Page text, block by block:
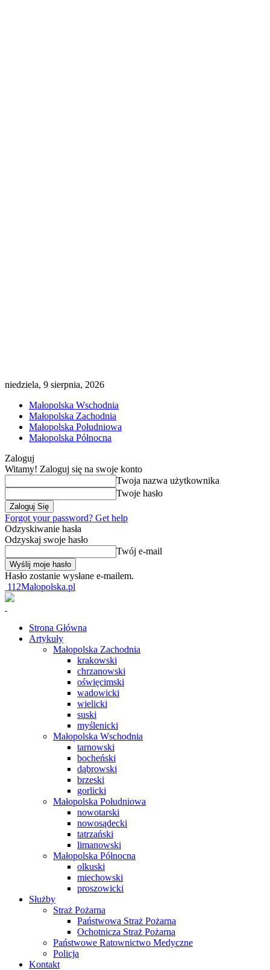
niedziela, 9 sierpnia, 2026
Małopolska Wschodnia
Małopolska Zachodnia
Małopolska Południowa
Małopolska Północna
Zaloguj
Witamy! Zaloguj się na swoje konto
Twoja nazwa użytkownika
Twoje hasło
Forgot your password? Get help
Odzyskiwanie hasła
Odzyskaj swoje hasło
Twój e-mail
Hasło zostanie wysłane e-mailem.
112Malopolska.pl
Strona Główna
Artykuły
Małopolska Zachodnia
krakowski
chrzanowski
oświęcimski
wadowicki
wielicki
suski
myślenicki
Małopolska Wschodnia
tarnowski
bocheński
dąbrowski
brzeski
gorlicki
Małopolska Południowa
nowotarski
nowosądecki
tatrzański
limanowski
Małopolska Północna
olkuski
miechowski
proszowicki
Służby
Straż Pożarna
Państwowa Straż Pożarna
Ochotnicza Straż Pożarna
Państwowe Ratownictwo Medyczne
Policja
Kontakt